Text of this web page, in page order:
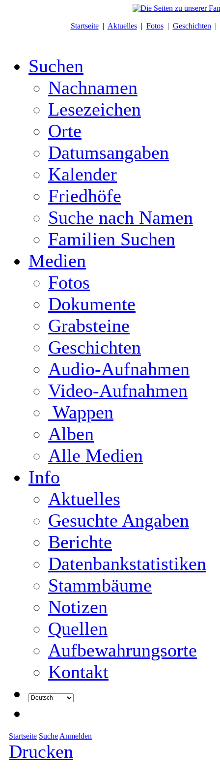
Startseite| Aktuelles| Fotos| Geschichten |
Suchen
Nachnamen
Lesezeichen
Orte
Datumsangaben
Kalender
Friedhöfe
Suche nach Namen
Familien Suchen
Medien
Fotos
Dokumente
Grabsteine
Geschichten
Audio-Aufnahmen
Video-Aufnahmen
Wappen
Alben
Alle Medien
Info
Aktuelles
Gesuchte Angaben
Berichte
Datenbankstatistiken
Stammbäume
Notizen
Quellen
Aufbewahrungsorte
Kontakt
Startseite Suche Anmelden
Drucken